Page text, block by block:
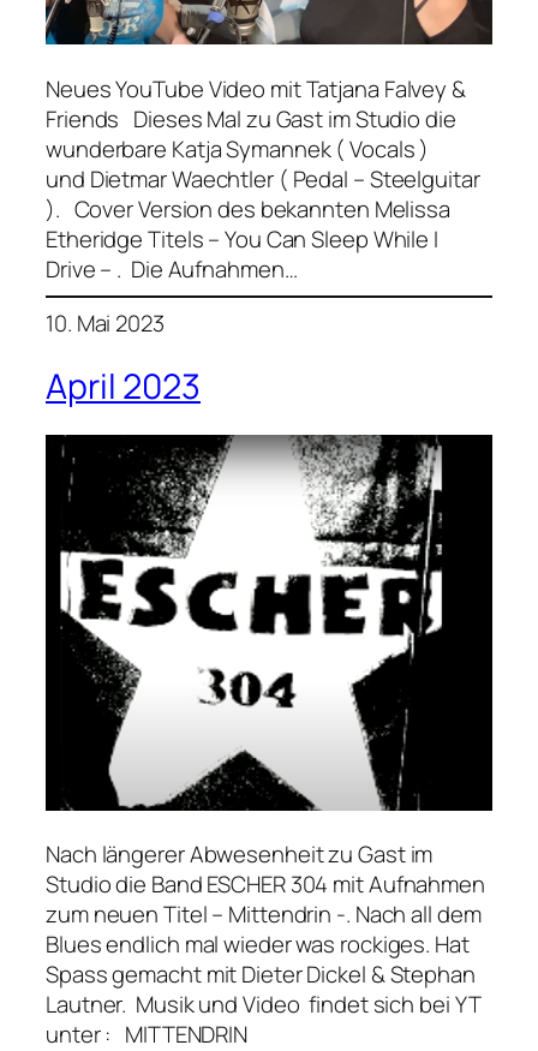
Neues YouTube Video mit Tatjana Falvey &
Friends Dieses Mal zu Gast im Studio die
wunderbare Katja Symannek ( Vocals )
und Dietmar Waechtler ( Pedal – Steelguitar
). Cover Version des bekannten Melissa
Etheridge Titels – You Can Sleep While I
Drive – . Die Aufnahmen…
10. Mai 2023
April 2023
Nach längerer Abwesenheit zu Gast im
Studio die Band ESCHER 304 mit Aufnahmen
zum neuen Titel – Mittendrin -. Nach all dem
Blues endlich mal wieder was rockiges. Hat
Spass gemacht mit Dieter Dickel & Stephan
Lautner. Musik und Video findet sich bei YT
unter : MITTENDRIN